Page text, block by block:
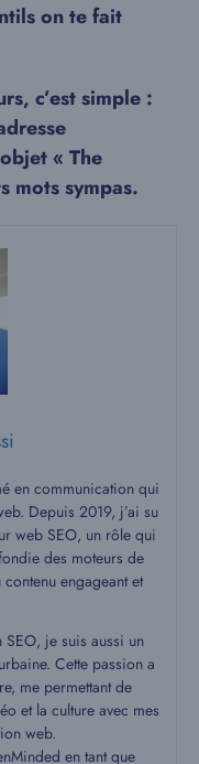
on te fait
c’est simple :
« The
mots sympas.
en communication qui
Depuis 2019, j’ai su
web SEO, un rôle qui
des moteurs de
engageant et
SEO, je suis aussi un
Cette passion a
me permettant de
et la culture avec mes
web.
en tant que